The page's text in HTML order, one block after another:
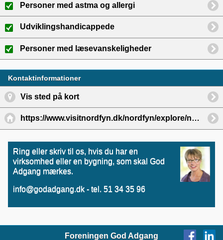
Personer med astma og allergi
Udviklingshandicappede
Personer med læsevanskeligheder
Kontaktinformationer
Vis sted på kort
https://www.visitnordfyn.dk/nordfyn/explore/naturemoves-naturlegeplads-i-bogense-gdk1106153
Ring eller skriv til os, hvis du har en
virksomhed eller en bygning, som skal God
Adgang mærkes.
info@godadgang.dk - tel. 51 34 35 96
Foreningen God Adgang